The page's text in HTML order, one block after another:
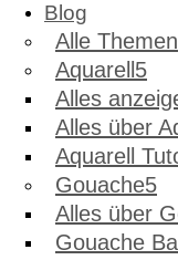
Blog
Alle Themen
Aquarell
Alles
Alles über
Aquarell
Gouache
Alles über
Gouache